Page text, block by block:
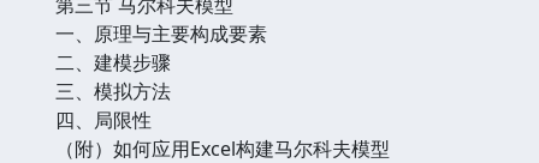
一、原理与主要构成要素
二、建模步骤
三、模拟方法
四、局限性
（附）如何应用Excel构建马尔科夫模型